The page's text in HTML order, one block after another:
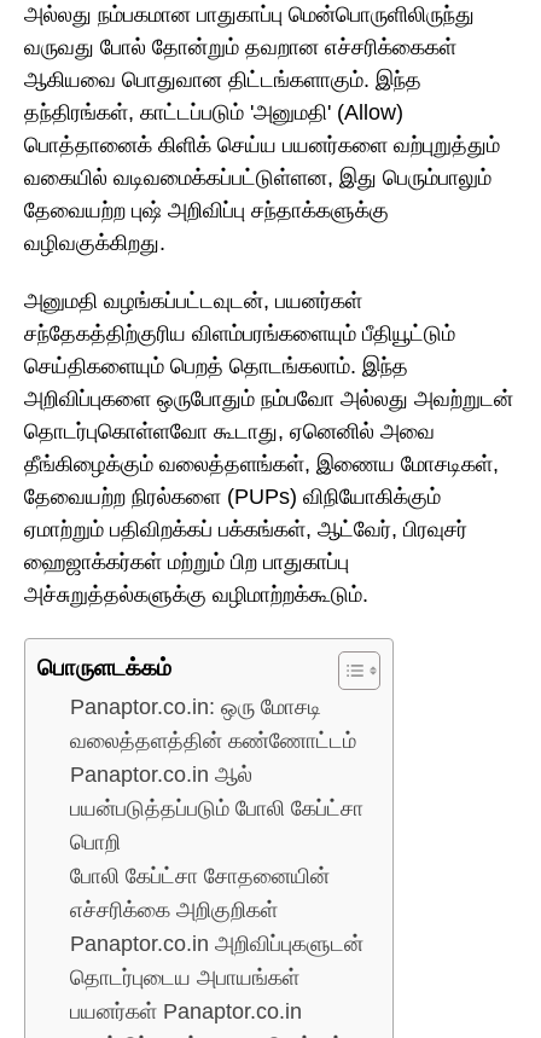
அல்லது நம்பகமான பாதுகாப்பு மென்பொருளிலிருந்து
வருவது போல் தோன்றும் தவறான எச்சரிக்கைகள்
ஆகியவை பொதுவான திட்டங்களாகும். இந்த
தந்திரங்கள், காட்டப்படும் 'அனுமதி' (Allow)
பொத்தானைக் கிளிக் செய்ய பயனர்களை வற்புறுத்தும்
வகையில் வடிவமைக்கப்பட்டுள்ளன, இது பெரும்பாலும்
தேவையற்ற புஷ் அறிவிப்பு சந்தாக்களுக்கு
வழிவகுக்கிறது.
அனுமதி வழங்கப்பட்டவுடன், பயனர்கள்
சந்தேகத்திற்குரிய விளம்பரங்களையும் பீதியூட்டும்
செய்திகளையும் பெறத் தொடங்கலாம். இந்த
அறிவிப்புகளை ஒருபோதும் நம்பவோ அல்லது அவற்றுடன்
தொடர்புகொள்ளவோ கூடாது, ஏனெனில் அவை
தீங்கிழைக்கும் வலைத்தளங்கள், இணைய மோசடிகள்,
தேவையற்ற நிரல்களை (PUPs) விநியோகிக்கும்
ஏமாற்றும் பதிவிறக்கப் பக்கங்கள், ஆட்வேர், பிரவுசர்
ஹைஜாக்கர்கள் மற்றும் பிற பாதுகாப்பு
அச்சுறுத்தல்களுக்கு வழிமாற்றக்கூடும்.
பொருளடக்கம்
Panaptor.co.in: ஒரு மோசடி
வலைத்தளத்தின் கண்ணோட்டம்
Panaptor.co.in ஆல்
பயன்படுத்தப்படும் போலி கேப்ட்சா
பொறி
போலி கேப்ட்சா சோதனையின்
எச்சரிக்கை அறிகுறிகள்
Panaptor.co.in அறிவிப்புகளுடன்
தொடர்புடைய அபாயங்கள்
பயனர்கள் Panaptor.co.in